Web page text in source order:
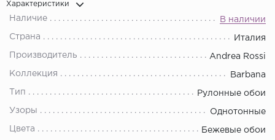
Характеристики
Наличие В наличии
Страна Италия
Производитель Andrea Rossi
Коллекция Barbana
Тип Рулонные обои
Узоры Однотонные
Цвета Бежевые обои